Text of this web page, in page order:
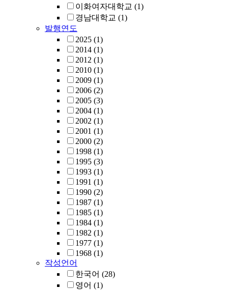
이화여자대학교 (1)
경남대학교 (1)
발행연도
2025 (1)
2014 (1)
2012 (1)
2010 (1)
2009 (1)
2006 (2)
2005 (3)
2004 (1)
2002 (1)
2001 (1)
2000 (2)
1998 (1)
1995 (3)
1993 (1)
1991 (1)
1990 (2)
1987 (1)
1985 (1)
1984 (1)
1982 (1)
1977 (1)
1968 (1)
작성언어
한국어 (28)
영어 (1)